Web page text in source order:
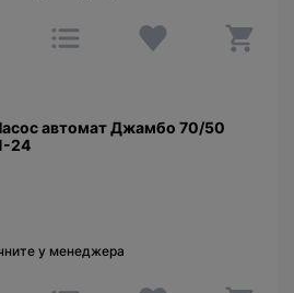
автомат Джамбо 70/50
24
у менеджера